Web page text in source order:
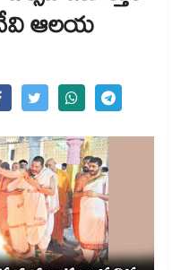
దేవి ఆలయ